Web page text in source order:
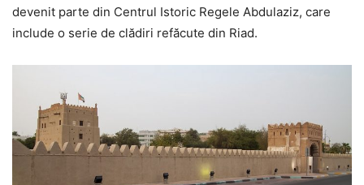
devenit parte din Centrul Istoric Regele Abdulaziz, care
include o serie de clădiri refăcute din Riad.